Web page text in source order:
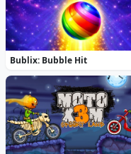
Bublix: Bubble Hit